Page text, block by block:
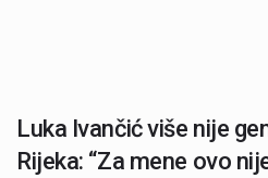
Luka Ivančić više nije
Rijeka: “Za mene ovo